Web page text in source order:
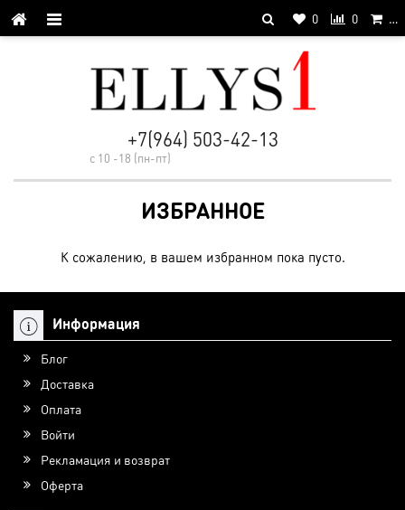
0 0 …
+7(964) 503-42-13
с 10 -18 (пн-пт)
ИЗБРАННОЕ
К сожалению, в вашем избранном пока пусто.
Информация
Блог
Доставка
Оплата
Войти
Рекламация и возврат
Оферта